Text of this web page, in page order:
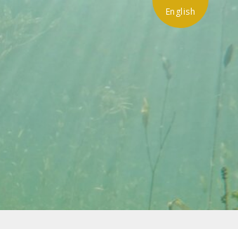
English